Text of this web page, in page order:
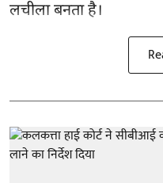
लचीला बनता है।